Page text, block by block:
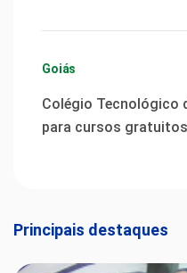
Goiás
Colégio Tecnológico
para cursos
Principais destaques